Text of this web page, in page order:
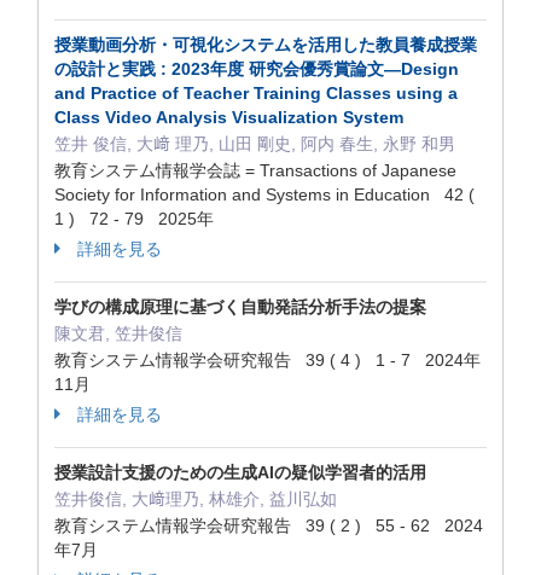
授業動画分析・可視化システムを活用した教員養成授業
の設計と実践 : 2023年度 研究会優秀賞論文—Design
and Practice of Teacher Training Classes using a
Class Video Analysis Visualization System
笠井 俊信, 大﨑 理乃, 山田 剛史, 阿内 春生, 永野 和男
教育システム情報学会誌 = Transactions of Japanese
Society for Information and Systems in Education 42 (
1 ) 72 - 79 2025年
詳細を見る
学びの構成原理に基づく自動発話分析手法の提案
陳文君, 笠井俊信
教育システム情報学会研究報告 39 ( 4 ) 1 - 7 2024年
11月
詳細を見る
授業設計支援のための生成AIの疑似学習者的活用
笠井俊信, 大﨑理乃, 林雄介, 益川弘如
教育システム情報学会研究報告 39 ( 2 ) 55 - 62 2024
年7月